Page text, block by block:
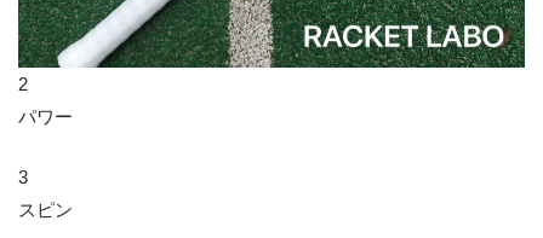
2
パワー
3
スピン